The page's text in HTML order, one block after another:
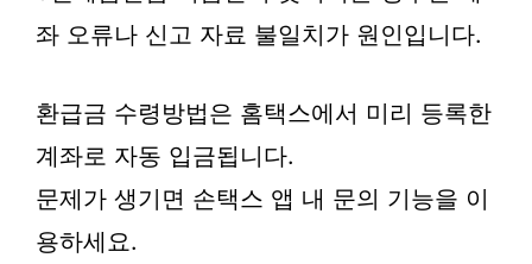
좌 오류나 신고 자료 불일치가 원인입니다.
환급금 수령방법은 홈택스에서 미리 등록한
계좌로 자동 입금됩니다.
문제가 생기면 손택스 앱 내 문의 기능을 이
용하세요.